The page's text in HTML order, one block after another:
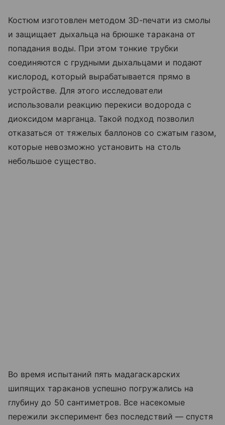
Костюм изготовлен методом 3D-печати из смолы
и защищает дыхальца на брюшке таракана от
попадания воды. При этом тонкие трубки
соединяются с грудными дыхальцами и подают
кислород, который вырабатывается прямо в
устройстве. Для этого исследователи
использовали реакцию перекиси водорода с
диоксидом марганца. Такой подход позволил
отказаться от тяжелых баллонов со сжатым газом,
которые невозможно установить на столь
небольшое существо.
Во время испытаний пять мадагаскарских
шипящих тараканов успешно погружались на
глубину до 50 сантиметров. Все насекомые
пережили эксперимент без последствий — спустя